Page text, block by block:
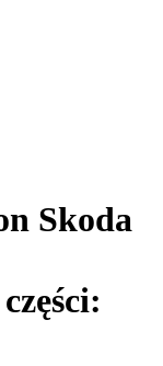
Skoda